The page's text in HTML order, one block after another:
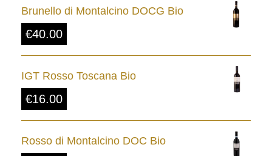
Brunello di Montalcino DOCG Bio
€40.00
IGT Rosso Toscana Bio
€16.00
Rosso di Montalcino DOC Bio